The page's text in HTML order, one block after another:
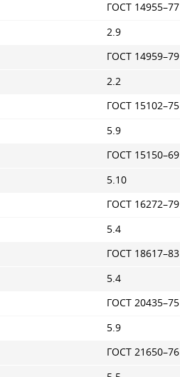
ГОСТ 14955–77
2.9
ГОСТ 14959–79
2.2
ГОСТ 15102–75
5.9
ГОСТ 15150–69
5.10
ГОСТ 16272–79
5.4
ГОСТ 18617–83
5.4
ГОСТ 20435–75
5.9
ГОСТ 21650–76